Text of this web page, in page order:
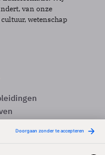
van onze
wetenschap